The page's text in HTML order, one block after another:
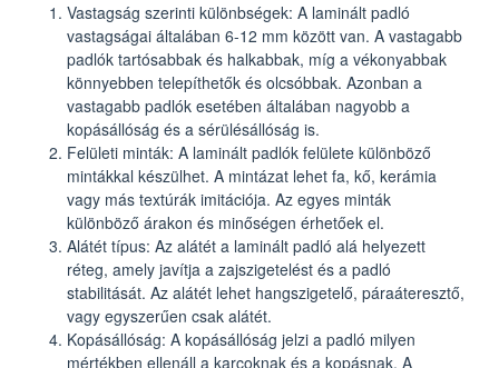
Vastagság szerinti különbségek: A laminált padló
vastagságai általában 6-12 mm között van. A vastagabb
padlók tartósabbak és halkabbak, míg a vékonyabbak
könnyebben telepíthetők és olcsóbbak. Azonban a
vastagabb padlók esetében általában nagyobb a
kopásállóság és a sérülésállóság is.
Felületi minták: A laminált padlók felülete különböző
mintákkal készülhet. A mintázat lehet fa, kő, kerámia
vagy más textúrák imitációja. Az egyes minták
különböző árakon és minőségen érhetőek el.
Alátét típus: Az alátét a laminált padló alá helyezett
réteg, amely javítja a zajszigetelést és a padló
stabilitását. Az alátét lehet hangszigetelő, páraáteresztő,
vagy egyszerűen csak alátét.
Kopásállóság: A kopásállóság jelzi a padló milyen
mértékben ellenáll a karcoknak és a kopásnak. A